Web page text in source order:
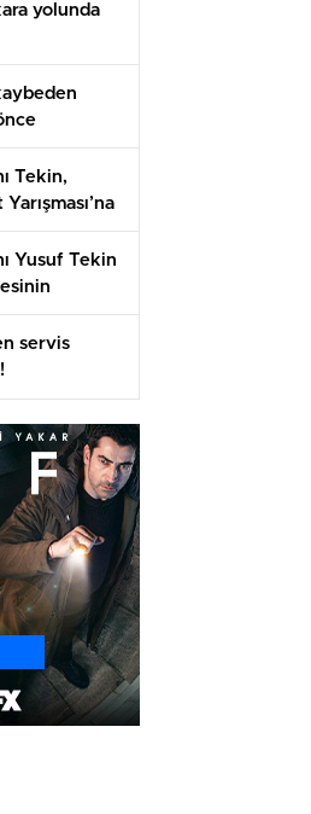
yolunda
Tekin,
bir araya
Yusuf Tekin
töreninde
servis